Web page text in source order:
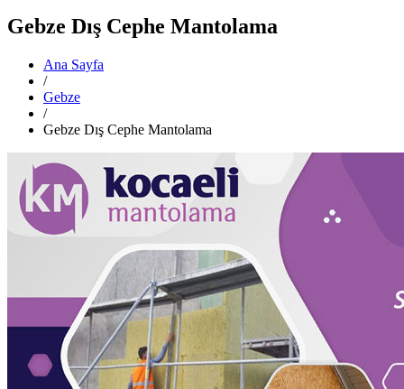
Gebze Dış Cephe Mantolama
Ana Sayfa
/
Gebze
/
Gebze Dış Cephe Mantolama